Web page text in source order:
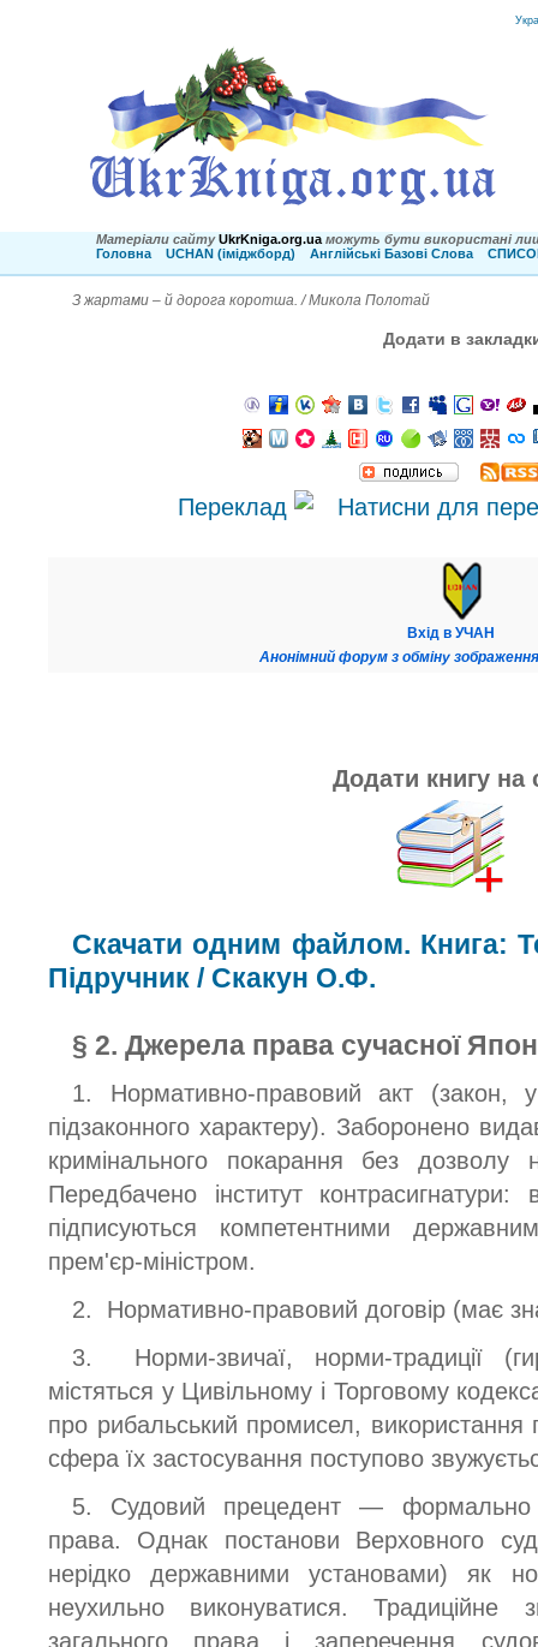
Матеріали сайту UkrKniga.org.ua можуть бути використані
Головна
UCHAN (іміджборд) Англійські Базові Слова
З жартами – й дорога коротша. / Микола Полотай
Додати в
Переклад
Вхід в УЧАН
Анонімний форум з обміну
Додати книгу на
Скачати одним файлом. Книга:
Підручник / Скакун О.Ф.
§ 2. Джерела права сучасної
1. Нормативно-правовий акт (закон,
підзаконного характеру). Заборонено
кримінального покарання без дозволу
Передбачено інститут контрасигнатури:
підписуються компетентними
прем'єр-міністром.
2. Нормативно-правовий договір (має
3. Норми-звичаї, норми-традиції
містяться у Цивільному і Торговому
про рибальський промисел, використання
сфера їх застосування поступово
5. Судовий прецедент — формально
права. Однак постанови Верховного
нерідко державними установами) як
неухильно виконуватися. Традиційне
загального права і заперечення